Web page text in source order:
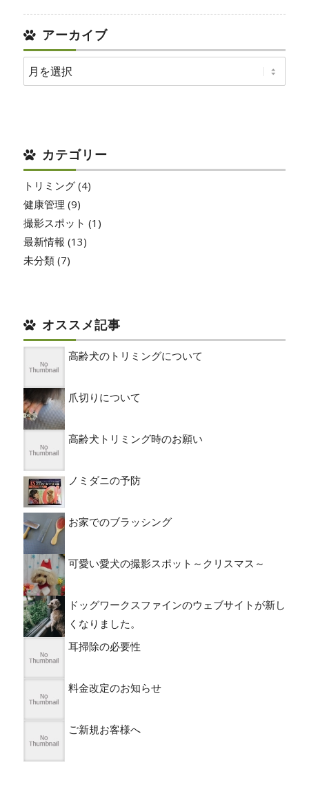
アーカイブ
カテゴリー
トリミング(4)
健康管理 (9)
撮影スポット (1)
最新情報 (13)
未分類(7)
オススメ記事
高齢犬のトリミングについて
爪切りについて
高齢犬トリミング時のお願い
ノミダニの予防
お家でのブラッシング
可愛い愛犬の撮影スポット～クリスマス～
ドッグワークスファインのウェブサイトが新し
くなりました。
耳掃除の必要性
料金改定のお知らせ
ご新規お客様へ